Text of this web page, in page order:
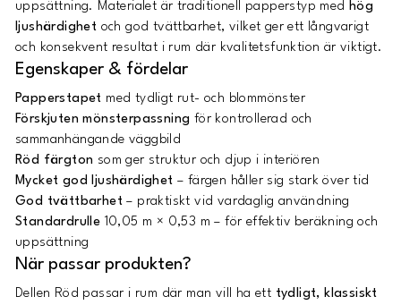
uppsättning. Materialet är traditionell papperstyp med hög
ljushärdighet och god tvättbarhet, vilket ger ett långvarigt
och konsekvent resultat i rum där kvalitetsfunktion är viktigt.
Egenskaper & fördelar
Papperstapet med tydligt rut- och blommönster
Förskjuten mönsterpassning för kontrollerad och
sammanhängande väggbild
Röd färgton som ger struktur och djup i interiören
Mycket god ljushärdighet – färgen håller sig stark över tid
God tvättbarhet – praktiskt vid vardaglig användning
Standardrulle 10,05 m × 0,53 m – för effektiv beräkning och
uppsättning
När passar produkten?
Dellen Röd passar i rum där man vill ha ett tydligt, klassiskt